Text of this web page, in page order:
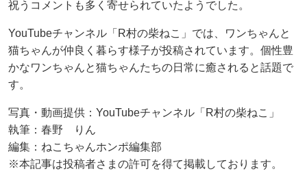
祝うコメントも多く寄せられていたようでした。
YouTubeチャンネル「R村の柴ねこ」では、ワンちゃんと
猫ちゃんが仲良く暮らす様子が投稿されています。個性豊
かなワンちゃんと猫ちゃんたちの日常に癒されると話題で
す。
写真・動画提供：YouTubeチャンネル「R村の柴ねこ」
執筆：春野 りん
編集：ねこちゃんホンポ編集部
※本記事は投稿者さまの許可を得て掲載しております。